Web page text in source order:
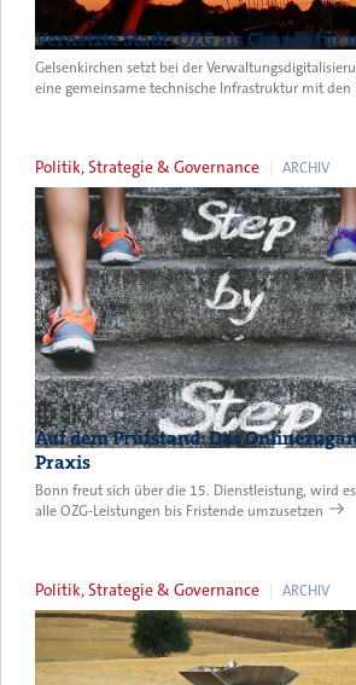
Vernetzte Stadt: OZG als Chance für
Gelsenkirchen setzt bei der
eine gemeinsame technische Infrastruktur mit den
Politik, Strategie & Governance ARCHIV
Auf dem Prüfstand: Das
Praxis
Bonn freut sich über die 15. Dienstleistung, wird
alle OZG-Leistungen bis Fristende umzusetzen
Politik, Strategie & Governance ARCHIV